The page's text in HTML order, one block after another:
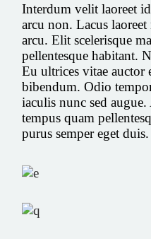
Interdum velit laoreet
arcu non. Lacus
arcu. Elit scelerisque
pellentesque habitant.
Eu ultrices vitae auctor
bibendum. Odio
iaculis nunc sed
tempus quam
purus semper eget duis.